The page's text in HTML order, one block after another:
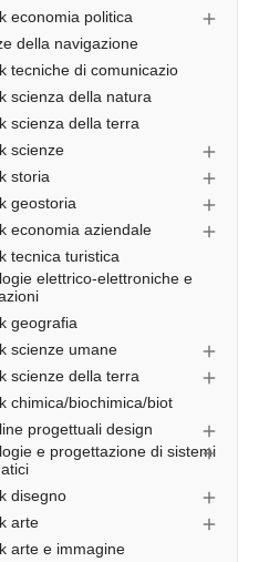
economia politica 
della navigazione
tecniche di comunicazio
scienza della natura
scienza della terra
scienze

storia 
geostoria 
economia aziendale 
tecnica turistica
elettrico-elettroniche e
geografia
scienze umane

scienze della terra 
chimica/biochimica/biot
progettuali design

e progettazione di sistemi

disegno 
arte 
arte e immagine